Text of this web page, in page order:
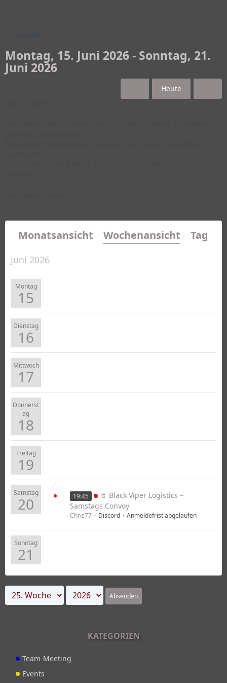
Kalender
Montag, 15. Juni 2026 - Sonntag, 21.
Juni 2026
Heute
Monatsansicht Wochenansicht
Juni 2026
Montag
15
Dienstag
16
Mittwoch
17
Donnerst
ag
18
Freitag
19
Samstag
20 19:45
🥤 Black Viper Logistics –
Samstags Convoy
Chris77 Discord Anmeldefrist abgelaufen
Sonntag
21
Absenden
KATEGORIEN
Team-Meeting
Events